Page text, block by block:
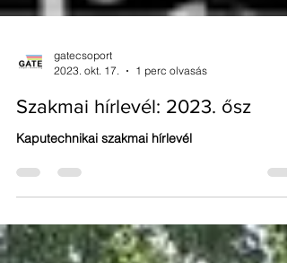
2023. okt. 17.
1 perc olvasás
Szakmai hírlevél: 2023. ősz
Kaputechnikai szakmai hírlevél